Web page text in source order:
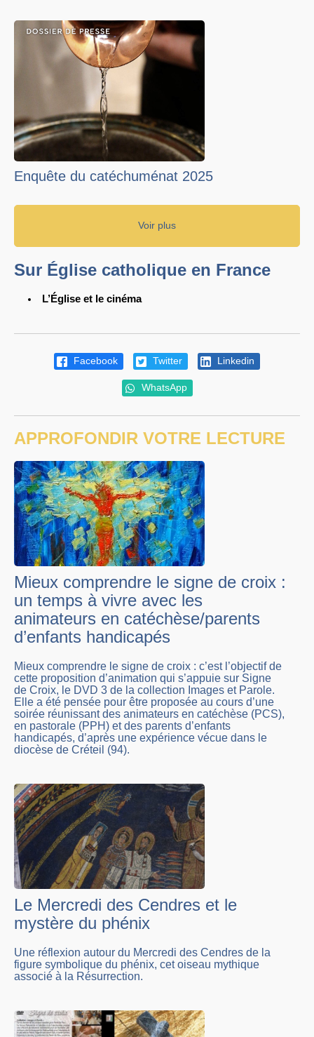
Enquête du catéchuménat 2025
Voir plus
Sur Église catholique en France
L’Église et le cinéma
Facebook Twitter Linkedin
WhatsApp
APPROFONDIR VOTRE LECTURE
Mieux comprendre le signe de croix :
un temps à vivre avec les
animateurs en catéchèse/parents
d’enfants handicapés
Mieux comprendre le signe de croix : c’est l’objectif de
cette proposition d’animation qui s’appuie sur Signe
de Croix, le DVD 3 de la collection Images et Parole.
Elle a été pensée pour être proposée au cours d’une
soirée réunissant des animateurs en catéchèse (PCS),
en pastorale (PPH) et des parents d’enfants
handicapés, d’après une expérience vécue dans le
diocèse de Créteil (94).
Le Mercredi des Cendres et le
mystère du phénix
Une réflexion autour du Mercredi des Cendres de la
figure symbolique du phénix, cet oiseau mythique
associé à la Résurrection.